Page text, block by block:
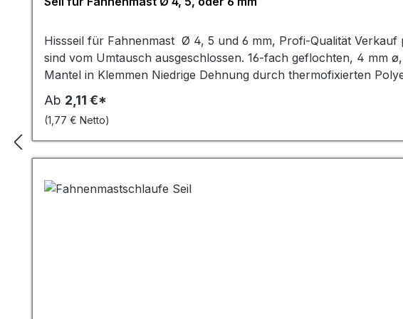
Hissseil für Fahnenmast Ø 4, 5 und 6 mm, Profi-Qualität
sind vom Umtausch ausgeschlossen. 16-fach geflochten, 4 mm
Mantel in Klemmen Niedrige Dehnung durch thermofixierten
Ab 2,11 €*
(1,77 € Netto)